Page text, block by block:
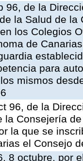
96, de la
la Salud de
los Colegios
de
para
mismos
96, de la
la Consejería
la que se
el Consejo
8 octubre, por